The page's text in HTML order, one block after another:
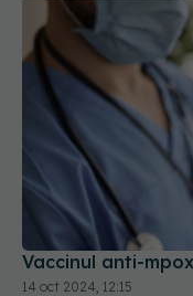
Vaccinul anti-
14 oct 2024, 12:15